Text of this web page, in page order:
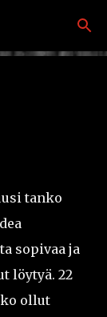
tanko
sopivaa ja
löytyä. 22
ollut